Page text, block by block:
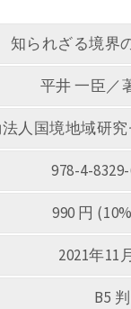
知られざる境界
平井 一臣／
人国境地域研
978-4-
990 円
2021年11
B5 判